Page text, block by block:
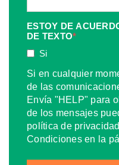
ESTOY DE
DE TEXTO*
Si
Si en cualquier
de las
Envía "HELP" para
de los mensajes
política de
Condiciones en la